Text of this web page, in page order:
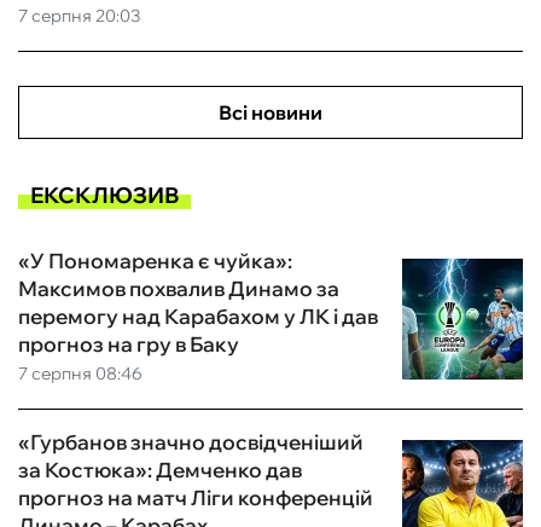
7 серпня 20:03
Всі новини
ЕКСКЛЮЗИВ
7 серпня 08:46
«У Пономаренка є чуйка»:
Максимов похвалив Динамо за
перемогу над Карабахом у ЛК і дав
прогноз на гру в Баку
«Гурбанов значно досвідченіший
за Костюка»: Демченко дав
прогноз на матч Ліги конференцій